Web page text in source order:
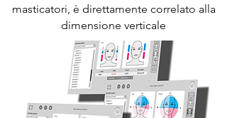
masticatori, è direttamente correlato alla
dimensione verticale